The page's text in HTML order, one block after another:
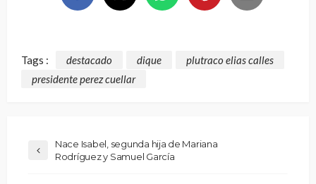
Tags : destacado dique
plutraco elias calles
presidente perez cuellar
Nace Isabel, segunda hija de Mariana
Rodríguez y Samuel García